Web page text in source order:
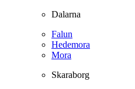
Dalarna
Falun
Hedemora
Mora
Skaraborg